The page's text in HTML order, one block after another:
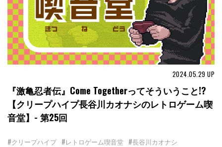
2024.05.29 UP
『激亀忍者伝』Come Togetherってそういうこと!?
【クリープハイプ長谷川カオナシのレトロゲーム喫
音堂】- 第25回
#クリープハイプ #レトロゲーム喫音堂 #長谷川カオナシ